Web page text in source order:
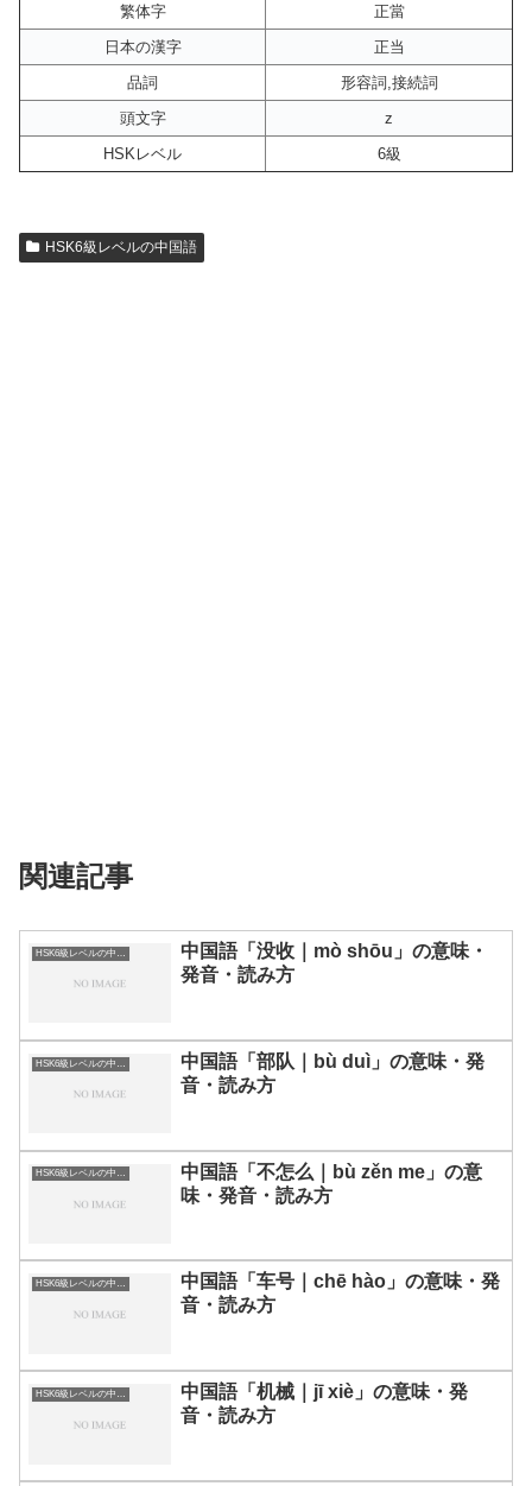
繁体字
正當
日本の漢字
正当
品詞
形容詞,接続詞
頭文字
z
HSKレベル
6級
HSK6級レベルの中国語
関連記事
中国語「没收｜mò shōu」の意味・
発音・読み方
中国語「部队｜bù duì」の意味・発
音・読み方
HSK6級レベルの中国語
中国語「不怎么｜bù zěn me」の意
味・発音・読み方
HSK6級レベルの中国語
中国語「车号｜chē hào」の意味・発
音・読み方
HSK6級レベルの中国語
中国語「机械｜jī xiè」の意味・発
音・読み方